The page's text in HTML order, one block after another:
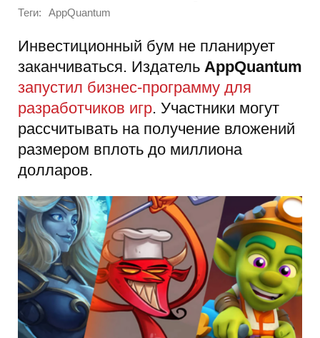
Теги: AppQuantum
Инвестиционный бум не планирует
заканчиваться. Издатель AppQuantum
запустил бизнес-программу для
разработчиков игр. Участники могут
рассчитывать на получение вложений
размером вплоть до миллиона
долларов.